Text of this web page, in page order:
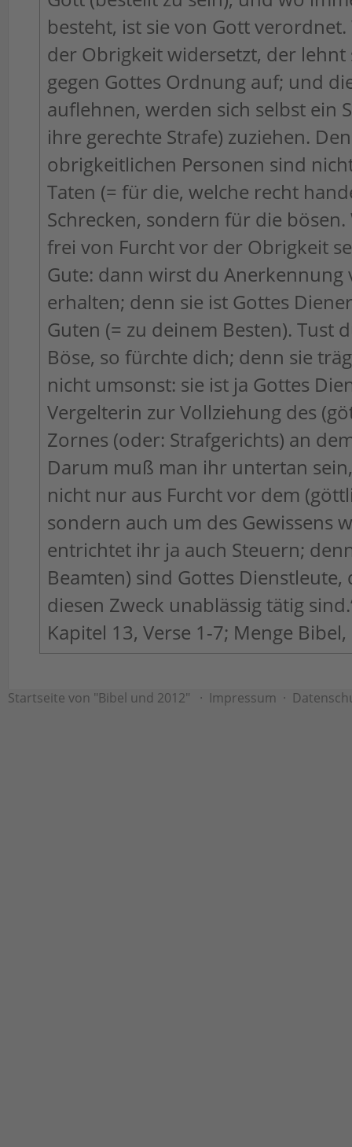
besteht, ist sie von Gott verordnet.
der Obrigkeit widersetzt, der lehnt
gegen Gottes Ordnung auf; und
auflehnen, werden sich selbst ein
ihre gerechte Strafe) zuziehen.
obrigkeitlichen Personen sind
Taten (= für die, welche recht
Schrecken, sondern für die
frei von Furcht vor der Obrigkeit
Gute: dann wirst du Anerkennung
erhalten; denn sie ist Gottes
Guten (= zu deinem Besten). Tust
Böse, so fürchte dich; denn sie
nicht umsonst: sie ist ja Gottes
Vergelterin zur Vollziehung des
Zornes (oder: Strafgerichts) an
Darum muß man ihr untertan
nicht nur aus Furcht vor dem
sondern auch um des Gewissens
entrichtet ihr ja auch Steuern;
Beamten) sind Gottes
diesen Zweck unablässig tätig
Kapitel 13, Verse 1-7; Menge
Startseite von "Bibel und 2012" · Impressum ·